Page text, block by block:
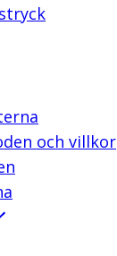
och villkor